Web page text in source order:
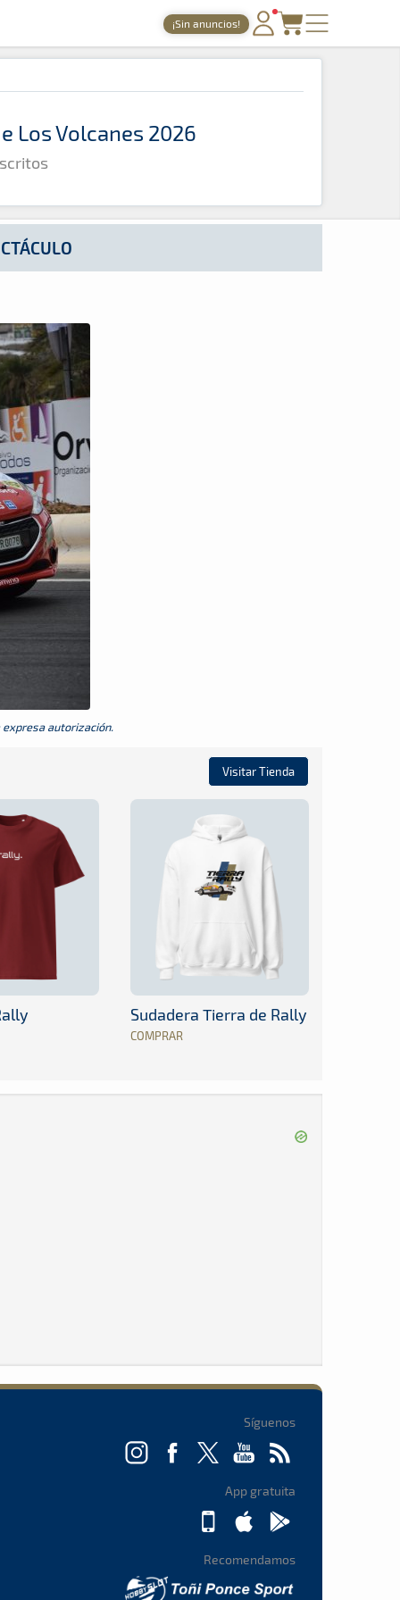
¡Sin anuncios!
PORTADA
TIEMPOS ONLINE
GALERÍAS
ARCHIVO
Los Volcanes 2026
autorización.
Visitar Tienda
Sudadera Tierra de Rally
COMPRAR
Síguenos
App gratuita
Recomendamos